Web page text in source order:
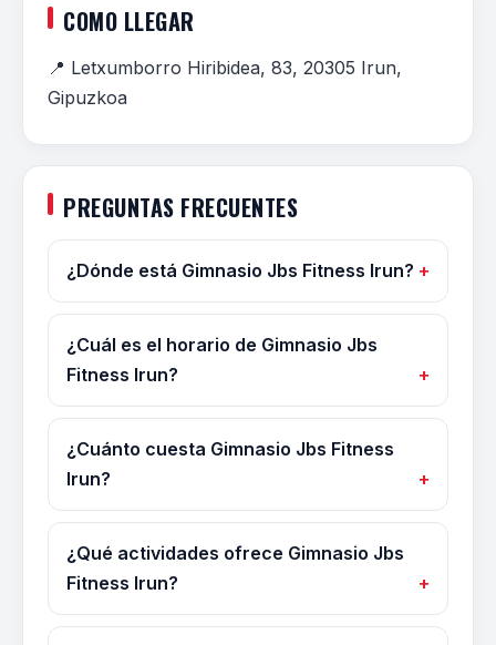
COMO LLEGAR
📍 Letxumborro Hiribidea, 83, 20305 Irun,
Gipuzkoa
PREGUNTAS FRECUENTES
¿Dónde está Gimnasio Jbs Fitness Irun?
¿Cuál es el horario de Gimnasio Jbs
Fitness Irun?
¿Cuánto cuesta Gimnasio Jbs Fitness
Irun?
¿Qué actividades ofrece Gimnasio Jbs
Fitness Irun?